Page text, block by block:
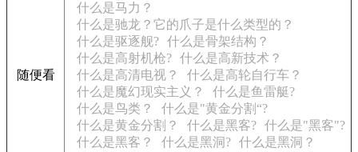
随便看
什么是马力？
什么是驰龙？它的爪子是什么类型的？
什么是驱逐舰? 什么是骨架结构？
什么是高射机枪? 什么是高新技术？
什么是高清电视？
什么是高轮自行车？
什么是魔幻现实主义？
什么是鱼雷艇?
什么是鸟类？
什么是"黄金分割“?
什么是黄金分割？
什么是黑客? 什么是"黑客"?
什么是黑客？
什么是黑洞? 什么是黑洞？